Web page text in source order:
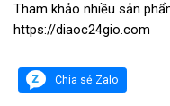
Tham khảo nhiều sản
https://diaoc24gio.com
Chia sẻ Zalo